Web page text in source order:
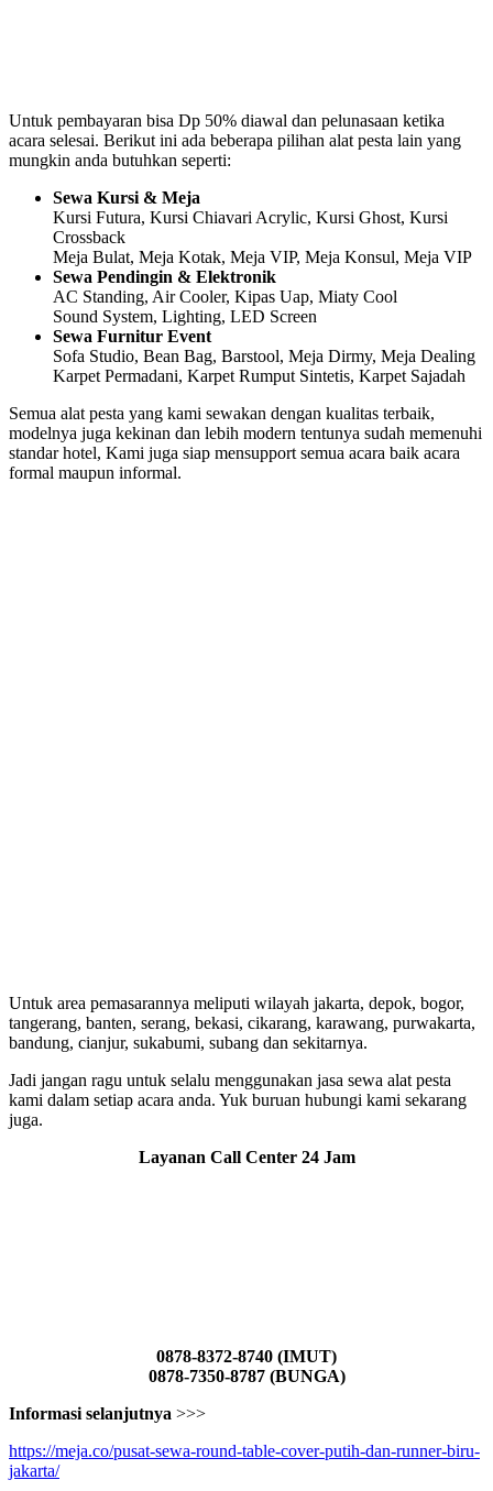
Untuk pembayaran bisa Dp 50% diawal dan pelunasaan ketika
acara selesai. Berikut ini ada beberapa pilihan alat pesta lain yang
mungkin anda butuhkan seperti:
Sewa Kursi & Meja
Kursi Futura, Kursi Chiavari Acrylic, Kursi Ghost, Kursi
Crossback
Meja Bulat, Meja Kotak, Meja VIP, Meja Konsul, Meja VIP
Sewa Pendingin & Elektronik
AC Standing, Air Cooler, Kipas Uap, Miaty Cool
Sound System, Lighting, LED Screen
Sewa Furnitur Event
Sofa Studio, Bean Bag, Barstool, Meja Dirmy, Meja Dealing
Karpet Permadani, Karpet Rumput Sintetis, Karpet Sajadah
Semua alat pesta yang kami sewakan dengan kualitas terbaik,
modelnya juga kekinan dan lebih modern tentunya sudah memenuhi
standar hotel, Kami juga siap mensupport semua acara baik acara
formal maupun informal.
Untuk area pemasarannya meliputi wilayah jakarta, depok, bogor,
tangerang, banten, serang, bekasi, cikarang, karawang, purwakarta,
bandung, cianjur, sukabumi, subang dan sekitarnya.
Jadi jangan ragu untuk selalu menggunakan jasa sewa alat pesta
kami dalam setiap acara anda. Yuk buruan hubungi kami sekarang
juga.
Layanan Call Center 24 Jam
0878-8372-8740 (IMUT)
0878-7350-8787 (BUNGA)
Informasi selanjutnya >>>
https://meja.co/pusat-sewa-round-table-cover-putih-dan-runner-biru-
jakarta/